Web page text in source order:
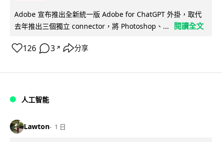
Adobe 宣布推出全新統一版 Adobe for ChatGPT 外掛，取代
去年推出三個獨立 connector，將 Photoshop、...
閱讀全文
126 3 ↗ 分享
人工智能
Lawton 1 日